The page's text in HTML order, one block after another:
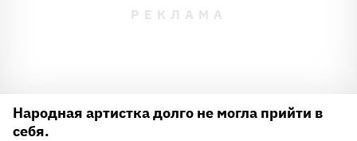
Народная артистка долго не могла прийти в
себя.